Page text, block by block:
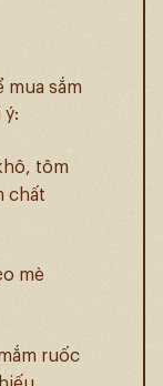
sắm
tôm
chất
mè
ruốc